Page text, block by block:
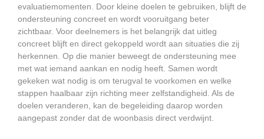
evaluatiemomenten. Door kleine doelen te gebruiken, blijft de
ondersteuning concreet en wordt vooruitgang beter
zichtbaar. Voor deelnemers is het belangrijk dat uitleg
concreet blijft en direct gekoppeld wordt aan situaties die zij
herkennen. Op die manier beweegt de ondersteuning mee
met wat iemand aankan en nodig heeft. Samen wordt
gekeken wat nodig is om terugval te voorkomen en welke
stappen haalbaar zijn richting meer zelfstandigheid. Als de
doelen veranderen, kan de begeleiding daarop worden
aangepast zonder dat de woonbasis direct verdwijnt.